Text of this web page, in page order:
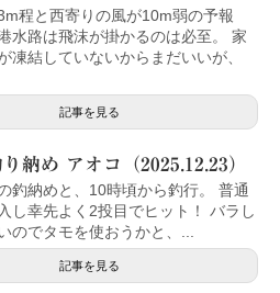
程と西寄りの風が10m弱の予報
水路は飛沫が掛かるのは必至。 家
凍結していないからまだいいが、
記事を見る
納め アオコ（2025.12.23）
釣納めと、10時頃から釣行。 普通
し幸先よく2投目でヒット！ バラし
のでタモを使おうかと、...
記事を見る